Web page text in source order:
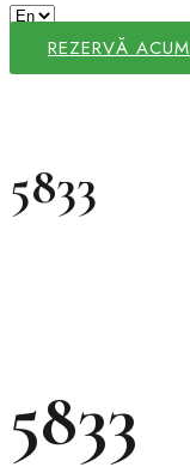
REZERVĂ ACUM
5833
5833